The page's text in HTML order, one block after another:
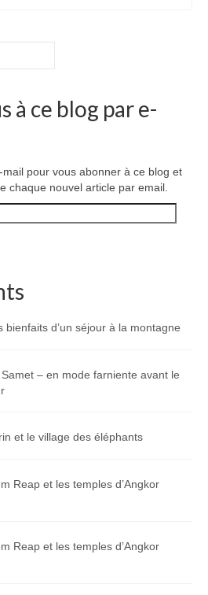
à ce blog par e-
pour vous abonner à ce blog et
chaque nouvel article par email.
bienfaits d’un séjour à la montagne
– en mode farniente avant le
et le village des éléphants
Reap et les temples d’Angkor
Reap et les temples d’Angkor